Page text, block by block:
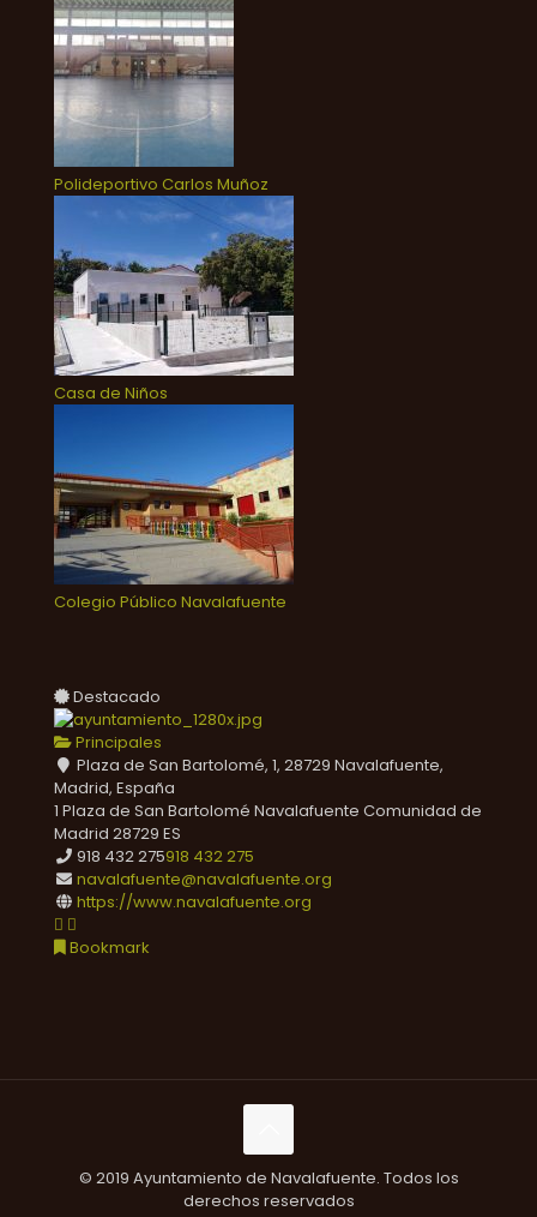
Polideportivo Carlos Muñoz
Casa de Niños
Colegio Público Navalafuente
Destacado
Principales
Plaza de San Bartolomé, 1, 28729 Navalafuente,
Madrid, España
1 Plaza de San Bartolomé Navalafuente Comunidad de
Madrid 28729 ES
918 432 275918 432 275
navalafuente@navalafuente.org
https://www.navalafuente.org
Bookmark
© 2019 Ayuntamiento de Navalafuente. Todos los
derechos reservados